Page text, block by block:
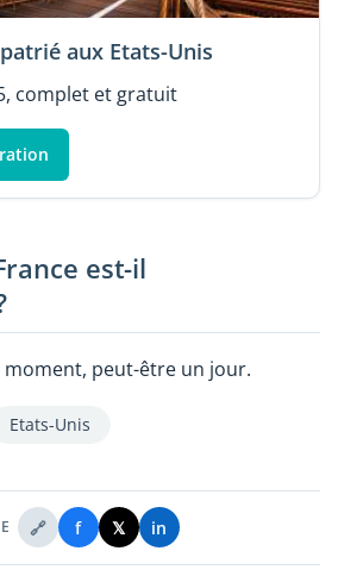
aux Etats-Unis
complet et gratuit
est-il
moment, peut-être un jour.
Etats-Unis
🔗 f 𝕏 in